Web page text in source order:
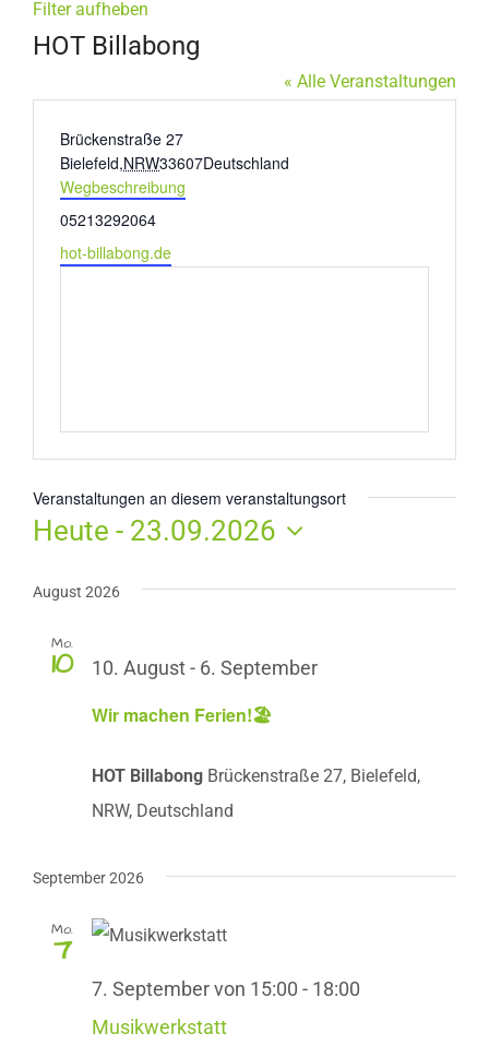
Filter aufheben
HOT Billabong
« Alle Veranstaltungen
Adresse
Brückenstraße 27
Bielefeld,NRW33607Deutschland
Wegbeschreibung
Telefon
05213292064
Webseite
hot-billabong.de
Veranstaltungen an diesem veranstaltungsort
Heute - 23.09.2026
wählen.
August 2026
Mo.
10
Wir machen Ferien!🏖️
10. August - 6. September
HOT Billabong Brückenstraße 27, Bielefeld,
NRW, Deutschland
September 2026
Mo.
7
7. September von 15:00 - 18:00
Musikwerkstatt